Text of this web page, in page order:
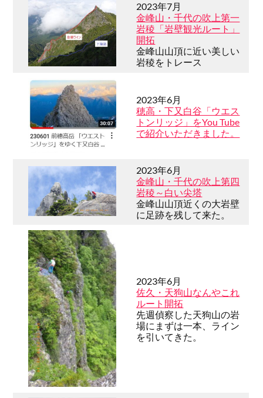
2023年7月
金峰山・千代の吹上第一
岩稜「岩壁観光ルート」
開拓
金峰山山頂に近い美しい
岩稜をトレース
2023年6月
穂高・下又白谷「ウエス
トンリッジ」をYou Tube
で紹介いただきました。
2023年6月
金峰山・千代の吹上第四
岩稜～白い尖塔
金峰山山頂近くの大岩壁
に足跡を残して来た。
2023年6月
佐久・天狗山なんやこれ
ルート開拓
先週偵察した天狗山の岩
場にまずは一本、ライン
を引いてきた。